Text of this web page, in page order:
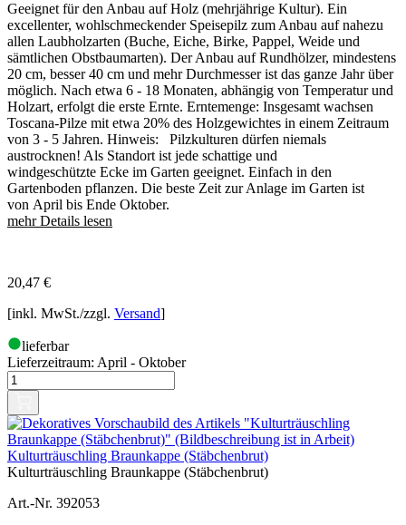
Geeignet für den Anbau auf Holz (mehrjährige Kultur). Ein
excellenter, wohlschmeckender Speisepilz zum Anbau auf nahezu
allen Laubholzarten (Buche, Eiche, Birke, Pappel, Weide und
sämtlichen Obstbaumarten). Der Anbau auf Rundhölzer, mindestens
20 cm, besser 40 cm und mehr Durchmesser ist das ganze Jahr über
möglich. Nach etwa 6 - 18 Monaten, abhängig von Temperatur und
Holzart, erfolgt die erste Ernte. Erntemenge: Insgesamt wachsen
Toscana-Pilze mit etwa 20% des Holzgewichtes in einem Zeitraum
von 3 - 5 Jahren. Hinweis: Pilzkulturen dürfen niemals
austrocknen! Als Standort ist jede schattige und
windgeschützte Ecke im Garten geeignet. Einfach in den
Gartenboden pflanzen. Die beste Zeit zur Anlage im Garten ist
von April bis Ende Oktober.
mehr Details lesen
20,47 €
[inkl. MwSt./zzgl. Versand]
lieferbar
Lieferzeitraum: April - Oktober
Kulturträuschling Braunkappe (Stäbchenbrut)
Kulturträuschling Braunkappe (Stäbchenbrut)
Art.-Nr. 392053